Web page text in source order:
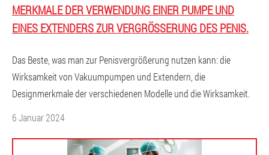
MERKMALE DER VERWENDUNG EINER PUMPE UND
EINES EXTENDERS ZUR VERGRÖSSERUNG DES PENIS.
Das Beste, was man zur Penisvergrößerung nutzen kann: die
Wirksamkeit von Vakuumpumpen und Extendern, die
Designmerkmale der verschiedenen Modelle und die Wirksamkeit.
6 Januar 2024